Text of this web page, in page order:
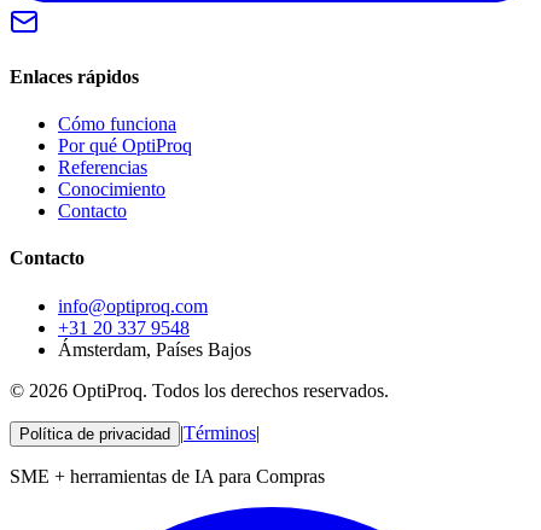
Enlaces rápidos
Cómo funciona
Por qué OptiProq
Referencias
Conocimiento
Contacto
Contacto
info@optiproq.com
+31 20 337 9548
Ámsterdam, Países Bajos
© 2026 OptiProq. Todos los derechos reservados.
Política de privacidad |Términos|
SME + herramientas de IA para Compras